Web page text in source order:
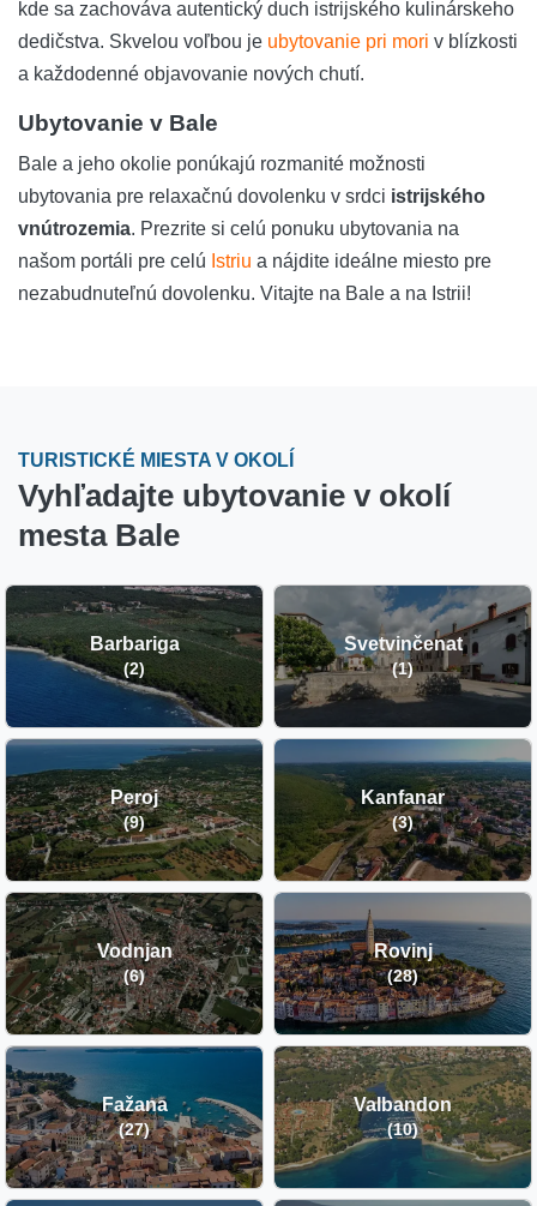
kde sa zachováva autentický duch istrijského kulinárskeho
dedičstva. Skvelou voľbou je ubytovanie pri mori v blízkosti
a každodenné objavovanie nových chutí.
Ubytovanie v Bale
Bale a jeho okolie ponúkajú rozmanité možnosti
ubytovania pre relaxačnú dovolenku v srdci istrijského
vnútrozemia. Prezrite si celú ponuku ubytovania na
našom portáli pre celú Istriu a nájdite ideálne miesto pre
nezabudnuteľnú dovolenku. Vitajte na Bale a na Istrii!
TURISTICKÉ MIESTA V OKOLÍ
Vyhľadajte ubytovanie v okolí
mesta Bale
Barbariga
(2)
Svetvinčenat
(1)
Peroj
(9)
Kanfanar
(3)
Vodnjan
(6)
Rovinj
(28)
Fažana
(27)
Valbandon
(10)